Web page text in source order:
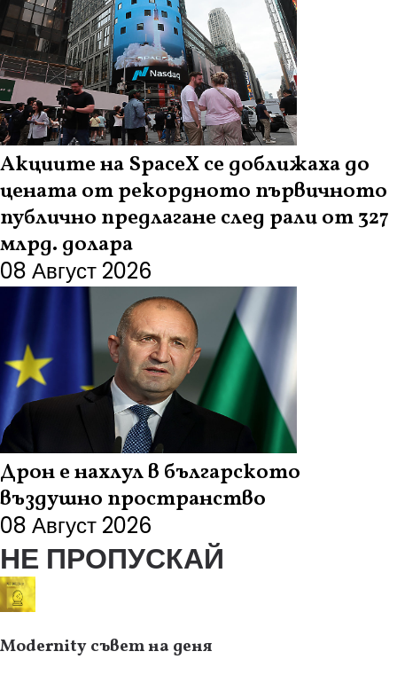
Акциите на SpaceX се доближаха до
цената от рекордното първичното
публично предлагане след рали от 327
млрд. долара
08 Август 2026
Дрон е нахлул в българското
въздушно пространство
08 Август 2026
НЕ ПРОПУСКАЙ
Modernity съвет на деня